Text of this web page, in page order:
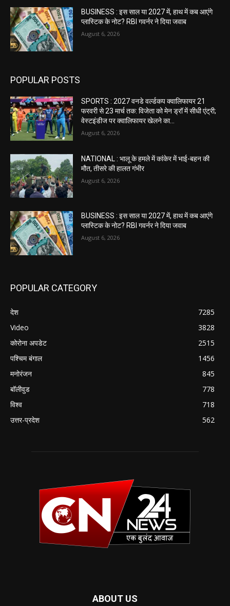
BUSINESS : इस साल या 2027 में, हाथ में कब आएंगे
प्लास्टिक के नोट? RBI गवर्नर ने दिया जवाब
August 6, 2026
POPULAR POSTS
SPORTS : 2027 वनडे वर्ल्डकप क्वालिफायर 21
फरवरी से 23 मार्च तक: विजेता को मेन ड्रॉ में सीधी एंट्री;
वेस्टइंडीज पर क्वालिफायर खेलने का...
August 6, 2026
NATIONAL : भालू के हमले में कांकेर में भाई-बहन की
मौत, तीसरे की हालत गंभीर
August 6, 2026
BUSINESS : इस साल या 2027 में, हाथ में कब आएंगे
प्लास्टिक के नोट? RBI गवर्नर ने दिया जवाब
August 6, 2026
POPULAR CATEGORY
देश
7285
Video
3828
कोरोना अपडेट
2515
पश्चिम बंगाल
1456
मनोरंजन
845
बॉलीवुड
778
विश्व
718
उत्तर-प्रदेश
562
ABOUT US